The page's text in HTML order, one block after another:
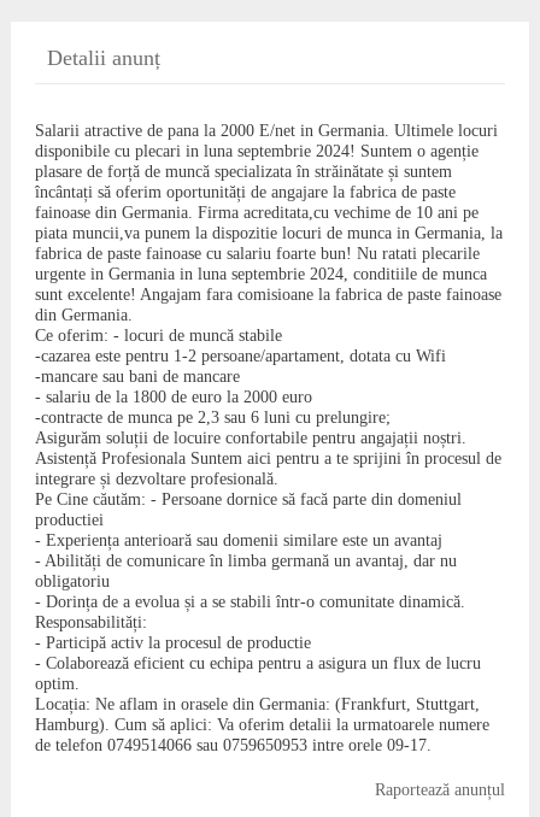
Detalii anunț
Salarii atractive de pana la 2000 E/net in Germania. Ultimele locuri
disponibile cu plecari in luna septembrie 2024! Suntem o agenție
plasare de forță de muncă specializata în străinătate și suntem
încântați să oferim oportunități de angajare la fabrica de paste
fainoase din Germania. Firma acreditata,cu vechime de 10 ani pe
piata muncii,va punem la dispozitie locuri de munca in Germania, la
fabrica de paste fainoase cu salariu foarte bun! Nu ratati plecarile
urgente in Germania in luna septembrie 2024, conditiile de munca
sunt excelente! Angajam fara comisioane la fabrica de paste fainoase
din Germania.
Ce oferim: - locuri de muncă stabile
-cazarea este pentru 1-2 persoane/apartament, dotata cu Wifi
-mancare sau bani de mancare
- salariu de la 1800 de euro la 2000 euro
-contracte de munca pe 2,3 sau 6 luni cu prelungire;
Asigurăm soluții de locuire confortabile pentru angajații noștri.
Asistență Profesionala Suntem aici pentru a te sprijini în procesul de
integrare și dezvoltare profesională.
Pe Cine căutăm: - Persoane dornice să facă parte din domeniul
productiei
- Experiența anterioară sau domenii similare este un avantaj
- Abilități de comunicare în limba germană un avantaj, dar nu
obligatoriu
- Dorința de a evolua și a se stabili într-o comunitate dinamică.
Responsabilități:
- Participă activ la procesul de productie
- Colaborează eficient cu echipa pentru a asigura un flux de lucru
optim.
Locația: Ne aflam in orasele din Germania: (Frankfurt, Stuttgart,
Hamburg). Cum să aplici: Va oferim detalii la urmatoarele numere
de telefon 0749514066 sau 0759650953 intre orele 09-17.
Raportează anunțul